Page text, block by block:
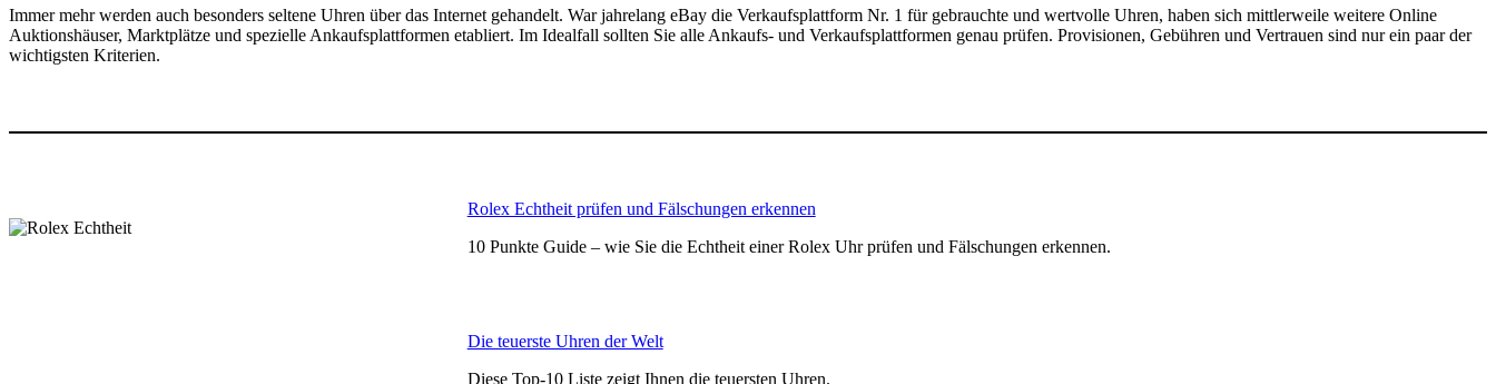
Immer mehr werden auch besonders seltene Uhren über das Internet gehandelt. War jahrelang eBay die Verkaufsplattform Nr. 1 für gebrauchte und wertvolle Uhren, haben sich mittlerweile weitere Online
Auktionshäuser, Marktplätze und spezielle Ankaufsplattformen etabliert. Im Idealfall sollten Sie alle Ankaufs- und Verkaufsplattformen genau prüfen. Provisionen, Gebühren und Vertrauen sind nur ein paar der
wichtigsten Kriterien.
Rolex Echtheit prüfen und Fälschungen erkennen
10 Punkte Guide – wie Sie die Echtheit einer Rolex Uhr prüfen und Fälschungen erkennen.
Die teuerste Uhren der Welt
Diese Top-10 Liste zeigt Ihnen die teuersten Uhren.